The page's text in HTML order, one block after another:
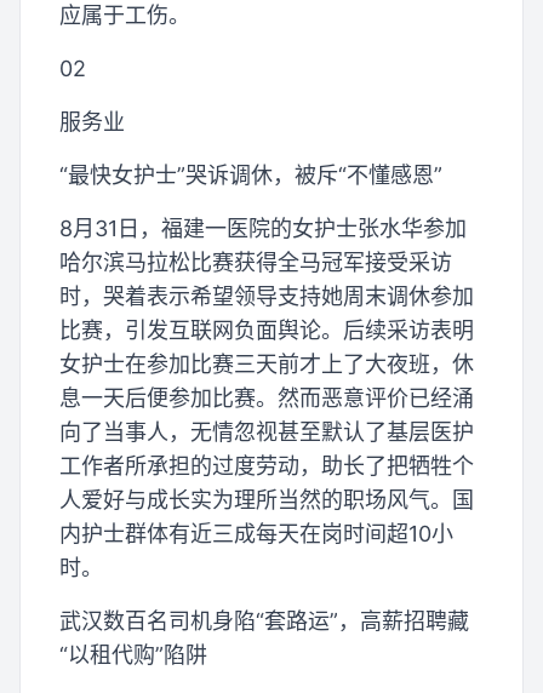
应属于工伤。
02
服务业
“最快女护士”哭诉调休，被斥“不懂感恩”
8月31日，福建一医院的女护士张水华参加
哈尔滨马拉松比赛获得全马冠军接受采访
时，哭着表示希望领导支持她周末调休参加
比赛，引发互联网负面舆论。后续采访表明
女护士在参加比赛三天前才上了大夜班，休
息一天后便参加比赛。然而恶意评价已经涌
向了当事人，无情忽视甚至默认了基层医护
工作者所承担的过度劳动，助长了把牺牲个
人爱好与成长实为理所当然的职场风气。国
内护士群体有近三成每天在岗时间超10小
时。
武汉数百名司机身陷“套路运”，高薪招聘藏
“以租代购”陷阱